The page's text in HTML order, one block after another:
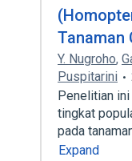
Tanaman
Y. Nugroho,
Puspitarini
Penelitian
tingkat
pada
Expand